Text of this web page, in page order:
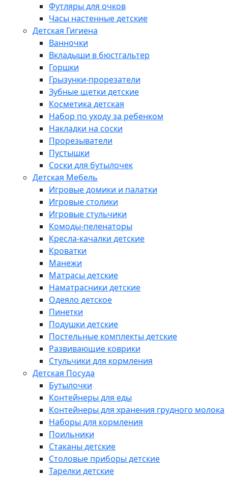
Футляры для очков
Часы настенные детские
Детская Гигиена
Ванночки
Вкладыши в бюстгальтер
Горшки
Грызунки-прорезатели
Зубные щетки детские
Косметика детская
Набор по уходу за ребенком
Накладки на соски
Прорезыватели
Пустышки
Соски для бутылочек
Детская Мебель
Игровые домики и палатки
Игровые столики
Игровые стульчики
Комоды-пеленаторы
Кресла-качалки детские
Кроватки
Манежи
Матрасы детские
Наматрасники детские
Одеяло детское
Пинетки
Подушки детские
Постельные комплекты детские
Развивающие коврики
Стульчики для кормления
Детская Посуда
Бутылочки
Контейнеры для еды
Контейнеры для хранения грудного молока
Наборы для кормления
Поильники
Стаканы детские
Столовые приборы детские
Тарелки детские